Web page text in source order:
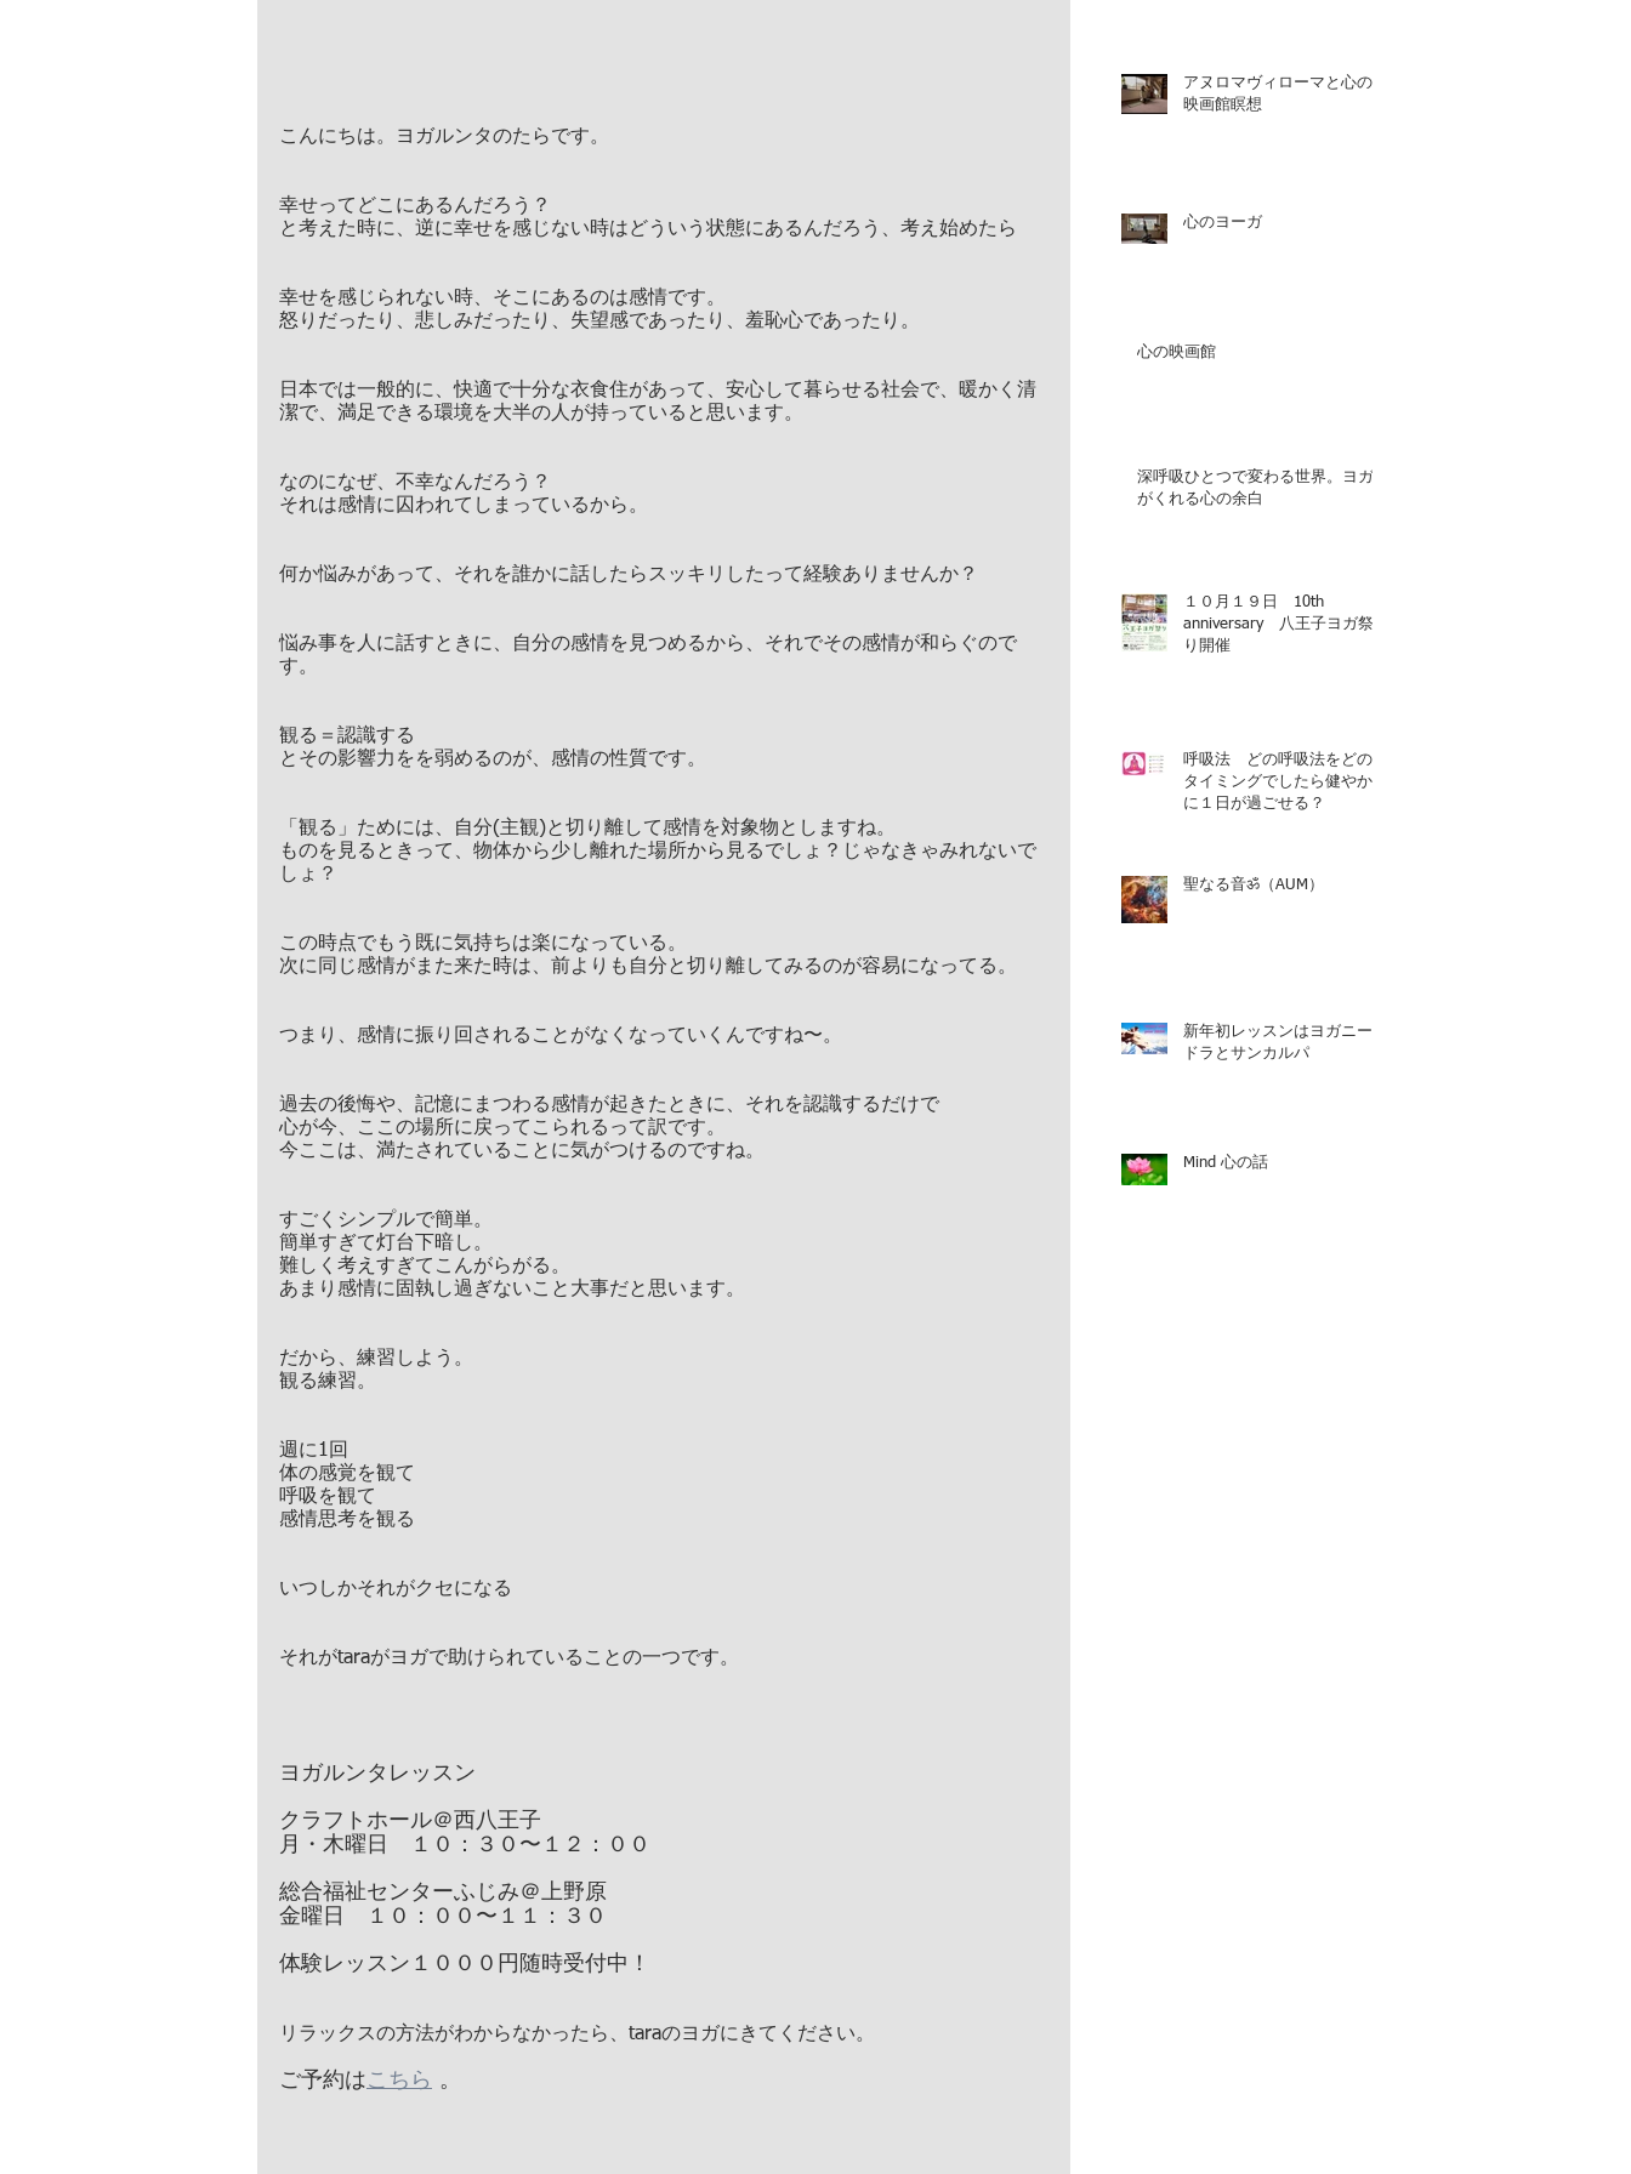
こんにちは。ヨガルンタのたらです。
幸せってどこにあるんだろう？
と考えた時に、逆に幸せを感じない時はどういう状態にあるんだろう、考え始めたら
幸せを感じられない時、そこにあるのは感情です。
怒りだったり、悲しみだったり、失望感であったり、羞恥心であったり。
日本では一般的に、快適で十分な衣食住があって、安心して暮らせる社会で、暖かく清
潔で、満足できる環境を大半の人が持っていると思います。
なのになぜ、不幸なんだろう？
それは感情に囚われてしまっているから。
何か悩みがあって、それを誰かに話したらスッキリしたって経験ありませんか？
悩み事を人に話すときに、自分の感情を見つめるから、それでその感情が和らぐので
す。
観る＝認識する
とその影響力をを弱めるのが、感情の性質です。
「観る」ためには、自分(主観)と切り離して感情を対象物としますね。
ものを見るときって、物体から少し離れた場所から見るでしょ？じゃなきゃみれないで
しょ？
この時点でもう既に気持ちは楽になっている。
次に同じ感情がまた来た時は、前よりも自分と切り離してみるのが容易になってる。
つまり、感情に振り回されることがなくなっていくんですね〜。
過去の後悔や、記憶にまつわる感情が起きたときに、それを認識するだけで
心が今、ここの場所に戻ってこられるって訳です。
今ここは、満たされていることに気がつけるのですね。
すごくシンプルで簡単。
簡単すぎて灯台下暗し。
難しく考えすぎてこんがらがる。
あまり感情に固執し過ぎないこと大事だと思います。
だから、練習しよう。
観る練習。
週に1回
体の感覚を観て
呼吸を観て
感情思考を観る
いつしかそれがクセになる
それがtaraがヨガで助けられていることの一つです。
ヨガルンタレッスン
クラフトホール＠西八王子
月・木曜日　１０：３０〜１２：００
総合福祉センターふじみ＠上野原
金曜日　１０：００〜１１：３０
体験レッスン１０００円随時受付中！
リラックスの方法がわからなかったら、taraのヨガにきてください。
ご予約はこちら 。
アヌロマヴィローマと心の
映画館瞑想
心のヨーガ
心の映画館
深呼吸ひとつで変わる世界。ヨガ
がくれる心の余白
１０月１９日 10th
anniversary 八王子ヨガ祭
り開催
呼吸法 どの呼吸法をどの
タイミングでしたら健やか
に１日が過ごせる？
聖なる音ॐ（AUM）
新年初レッスンはヨガニー
ドラとサンカルパ
Mind 心の話